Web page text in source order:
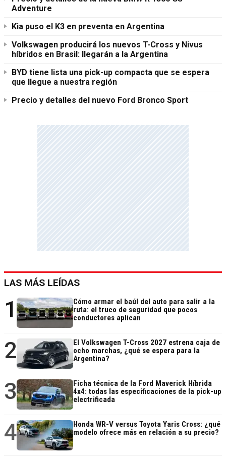
Adventure
Kia puso el K3 en preventa en Argentina
Volkswagen producirá los nuevos T-Cross y Nivus
híbridos en Brasil: llegarán a la Argentina
BYD tiene lista una pick-up compacta que se espera
que llegue a nuestra región
Precio y detalles del nuevo Ford Bronco Sport
LAS MÁS LEÍDAS
1
Cómo armar el baúl del auto para salir a la
ruta: el truco de seguridad que pocos
conductores aplican
2
El Volkswagen T-Cross 2027 estrena caja de
ocho marchas, ¿qué se espera para la
Argentina?
3
Ficha técnica de la Ford Maverick Híbrida
4x4: todas las especificaciones de la pick-up
electrificada
4
Honda WR-V versus Toyota Yaris Cross: ¿qué
modelo ofrece más en relación a su precio?